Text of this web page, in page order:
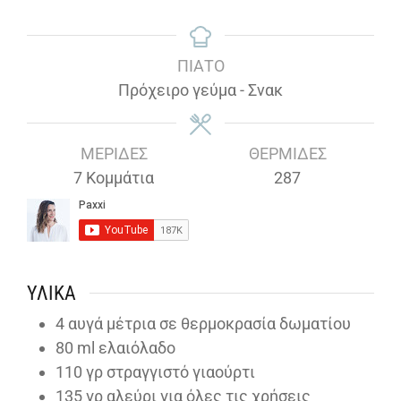
ΠΙΆΤΟ
Πρόχειρο γεύμα - Σνακ
ΜΕΡΊΔΕΣ
7 Κομμάτια
ΘΕΡΜΊΔΕΣ
287
ΥΛΙΚΆ
4 αυγά μέτρια σε θερμοκρασία δωματίου
80 ml ελαιόλαδο
110 γρ στραγγιστό γιαούρτι
135γρ αλεύρι για όλες τις χρήσεις